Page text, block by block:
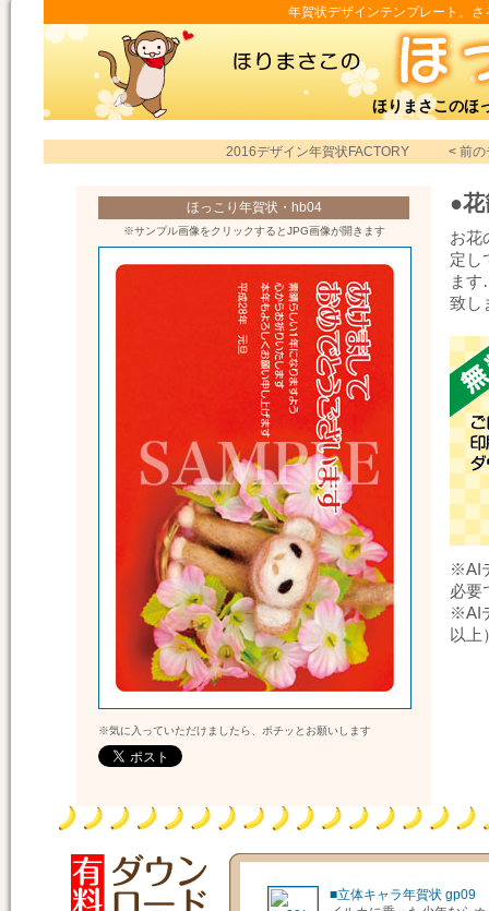
年賀状デザインテンプレート。
ほりまさこのほ
2016デザイン年賀状FACTORY< 前の
ほっこり年賀状・hb04
※サンプル画像をクリックするとJPG画像が開きます
※気に入っていただけましたら、ポチッとお願いします
●
お花
定し
ま
致し
※AI
必要
※AI
以上
■立体キャラ年賀状 gp09